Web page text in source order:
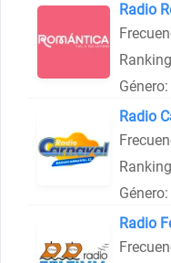
Radio
Género:
Radio
Género:
Radio